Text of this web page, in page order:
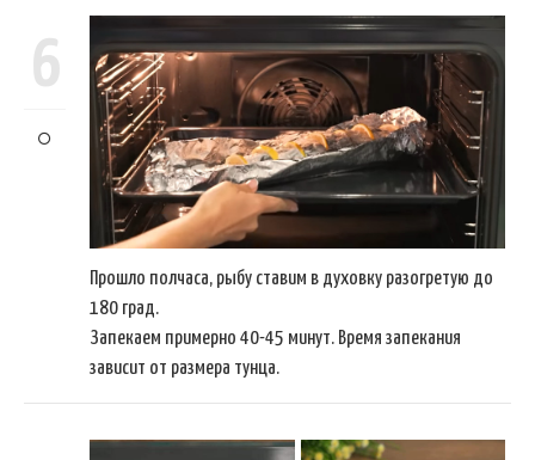
6
Прошло полчаса, рыбу ставим в духовку разогретую до
180 град.
Запекаем примерно 40-45 минут. Время запекания
зависит от размера тунца.